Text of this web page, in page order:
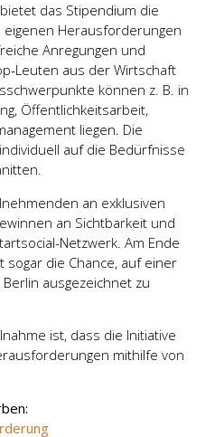
das Stipendium die
eigenen Herausforderungen
Anregungen und
Leuten aus der Wirtschaft
können z. B. in
Öffentlichkeitsarbeit,
liegen. Die
auf die Bedürfnisse
an exklusiven
an Sichtbarkeit und
Netzwerk. Am Ende
die Chance, auf einer
ausgezeichnet zu
ist, dass die Initiative
mithilfe von